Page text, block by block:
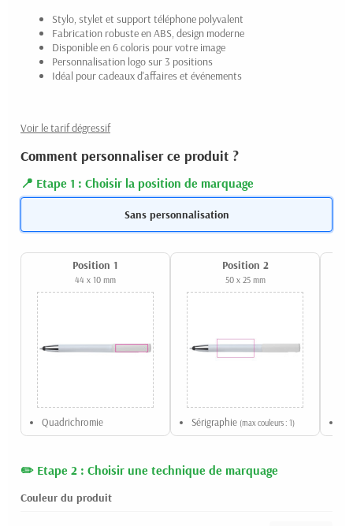
Stylo, stylet et support téléphone polyvalent
Fabrication robuste en ABS, design moderne
Disponible en 6 coloris pour votre image
Personnalisation logo sur 3 positions
Idéal pour cadeaux d'affaires et événements
Voir le tarif dégressif
Comment personnaliser ce produit ?
Etape 1 : Choisir la position de marquage
Sans personnalisation
Position 1
44 x 10 mm
Quadrichromie
Position 2
50 x 25 mm
Sérigraphie (max couleurs : 1)
Etape 2 : Choisir une technique de marquage
Couleur du produit